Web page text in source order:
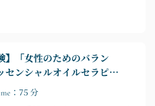
ワー ► 脇、首、頭のマッサー
】「女性のためのバラン
センシャルオイルセラピー
産後も受講可能）
：75 分